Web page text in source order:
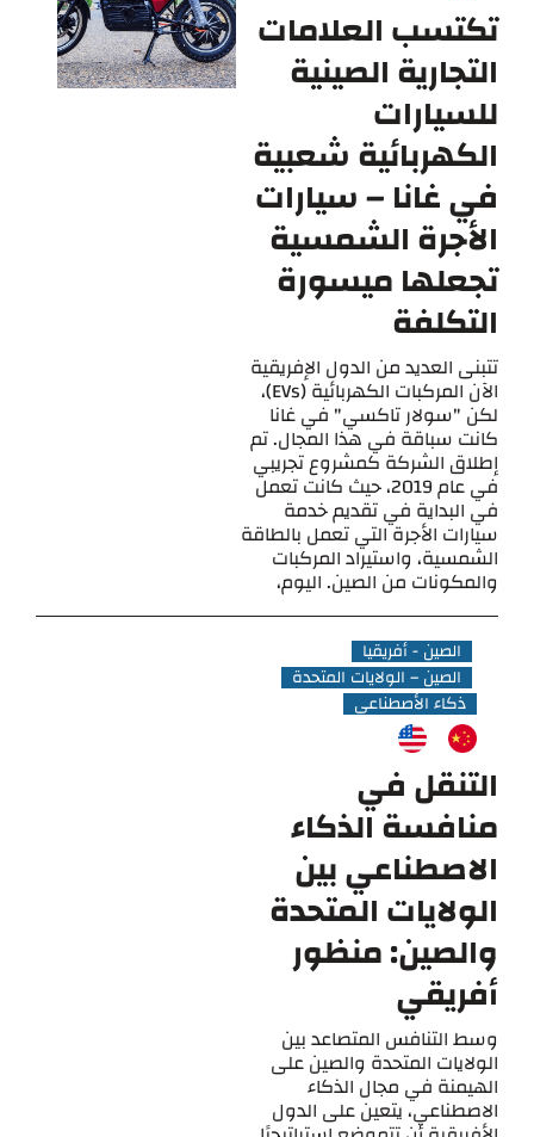
تكتسب العلامات
التجارية الصينية
للسيارات
الكهربائية شعبية
في غانا – سيارات
الأجرة الشمسية
تجعلها ميسورة
التكلفة
تتبنى العديد من الدول الإفريقية
الآن المركبات الكهربائية (EVs)،
لكن "سولار تاكسي" في غانا
كانت سباقة في هذا المجال. تم
إطلاق الشركة كمشروع تجريبي
في عام 2019، حيث كانت تعمل
في البداية في تقديم خدمة
سيارات الأجرة التي تعمل بالطاقة
الشمسية، واستيراد المركبات
والمكونات من الصين. اليوم،
الصين - أفريقيا
الصين – الولايات المتحدة
ذكاء الأصطناعي
التنقل في
منافسة الذكاء
الاصطناعي بين
الولايات المتحدة
والصين: منظور
أفريقي
وسط التنافس المتصاعد بين
الولايات المتحدة والصين على
الهيمنة في مجال الذكاء
الاصطناعي، يتعين على الدول